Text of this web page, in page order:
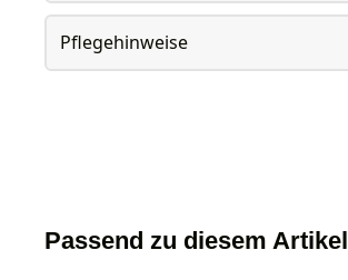
Pflegehinweise
Passend zu diesem Artikel